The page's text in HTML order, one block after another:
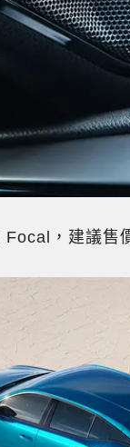
，建議售